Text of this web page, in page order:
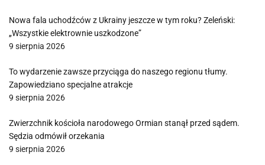
Nowa fala uchodźców z Ukrainy jeszcze w tym roku? Zeleński:
„Wszystkie elektrownie uszkodzone”
9 sierpnia 2026
To wydarzenie zawsze przyciąga do naszego regionu tłumy.
Zapowiedziano specjalne atrakcje
9 sierpnia 2026
Zwierzchnik kościoła narodowego Ormian stanął przed sądem.
Sędzia odmówił orzekania
9 sierpnia 2026